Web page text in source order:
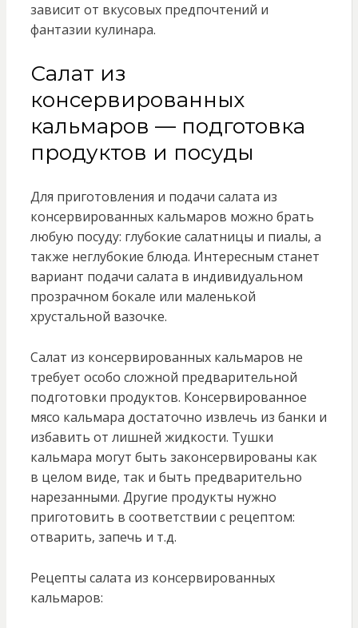
зависит от вкусовых предпочтений и
фантазии кулинара.
Салат из
консервированных
кальмаров — подготовка
продуктов и посуды
Для приготовления и подачи салата из
консервированных кальмаров можно брать
любую посуду: глубокие салатницы и пиалы, а
также неглубокие блюда. Интересным станет
вариант подачи салата в индивидуальном
прозрачном бокале или маленькой
хрустальной вазочке.
Салат из консервированных кальмаров не
требует особо сложной предварительной
подготовки продуктов. Консервированное
мясо кальмара достаточно извлечь из банки и
избавить от лишней жидкости. Тушки
кальмара могут быть законсервированы как
в целом виде, так и быть предварительно
нарезанными. Другие продукты нужно
приготовить в соответствии с рецептом:
отварить, запечь и т.д.
Рецепты салата из консервированных
кальмаров: